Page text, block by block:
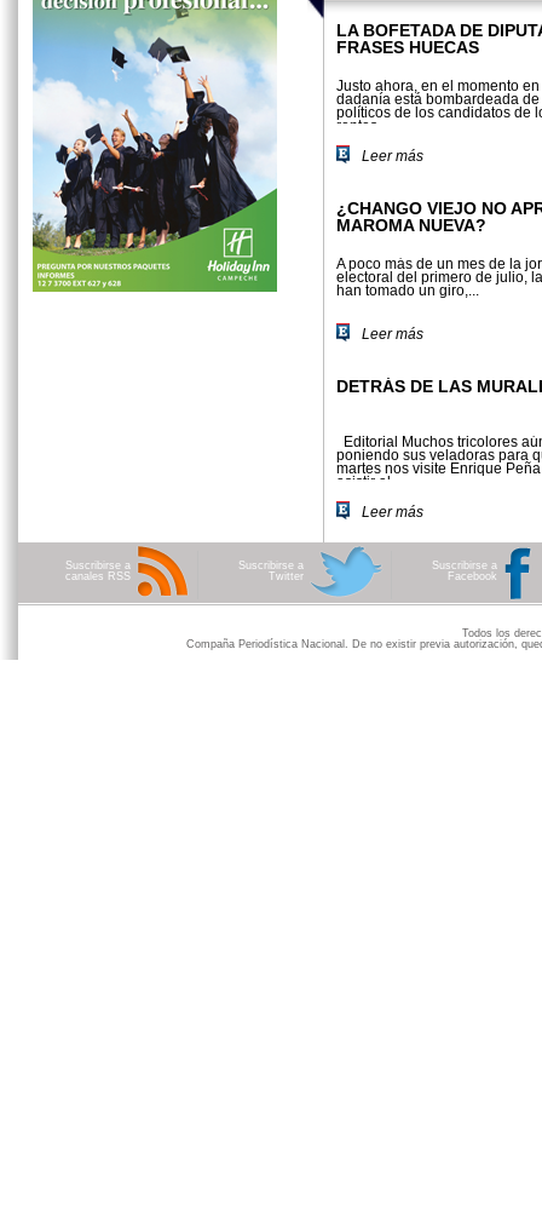
LA BOFETADA DE
FRASES HUECAS
Justo ahora, en el momento
dadanía está bombardeada
políticos de los candidatos de
rentes...
Leer más
¿CHANGO VIEJO NO
MAROMA NUEVA?
A poco más de un mes de la
electoral del primero de julio,
han tomado un giro,...
Leer más
DETRÁS DE LAS
Editorial Muchos tricolores
poniendo sus veladoras para
martes nos visite Enrique
asistir al...
Leer más
Suscribirse a
canales RSS
Suscribirse a
Twitter
Suscribirse a
Facebook
Todos los
Compaña Periodística Nacional. De no existir previa autorización,